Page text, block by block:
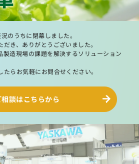
のうちに閉幕しました。
き、ありがとうございました。
製造現場の課題を解決するソリューション
らお気軽にお問合せください。
相談はこちらから